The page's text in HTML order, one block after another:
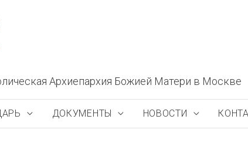
Архиепархия Божией Матери в Москве
ДОКУМЕНТЫ НОВОСТИ